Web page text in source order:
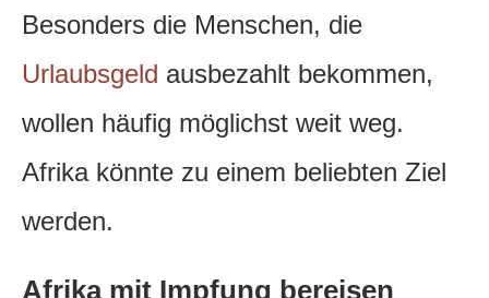
Besonders die Menschen, die
Urlaubsgeld ausbezahlt bekommen,
wollen häufig möglichst weit weg.
Afrika könnte zu einem beliebten Ziel
werden.
Afrika mit Impfung bereisen